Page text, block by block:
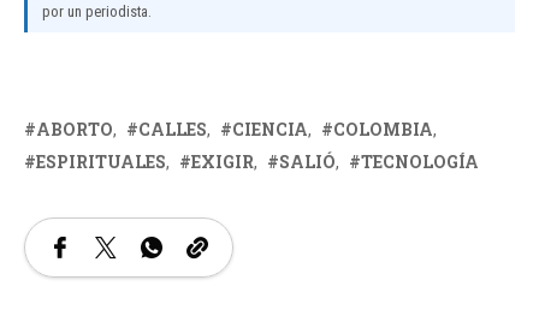
por un periodista.
ABORTO CALLES CIENCIA
COLOMBIA
ESPIRITUALES
EXIGIR SALIÓ TECNOLOGÍA